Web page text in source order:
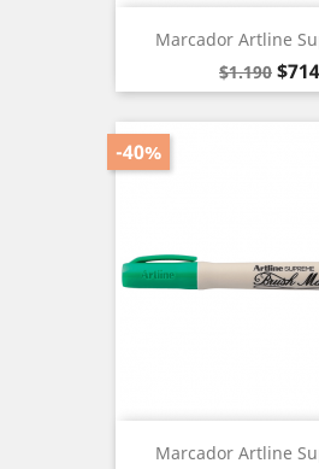
Marcador Artline
Precio
base
$1.190 $714
Marcador Artline
-40%